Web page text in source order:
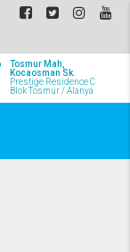
Tosmur Mah,
Kocaosman Sk.
Prestige Residence C
Blok Tosmur / Alanya